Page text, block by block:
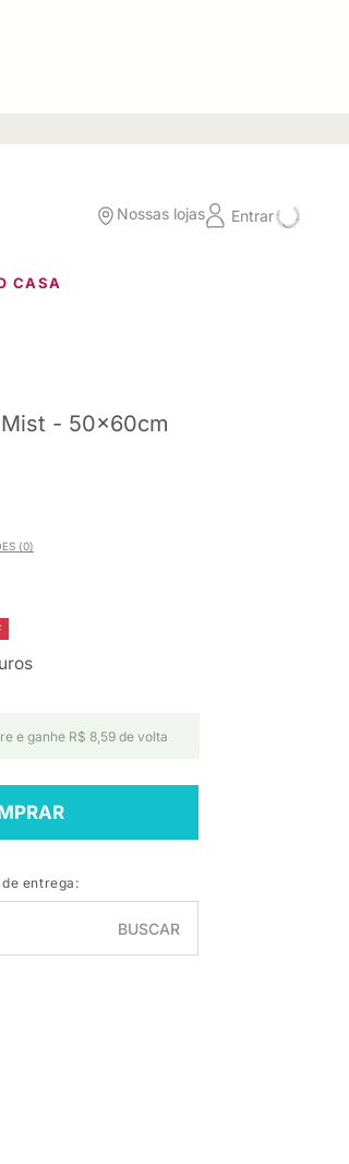
Nossas lojas Entrar
CASA
- 50x60cm
(0)
e ganhe R$ 8,59 de volta
entrega:
BUSCAR